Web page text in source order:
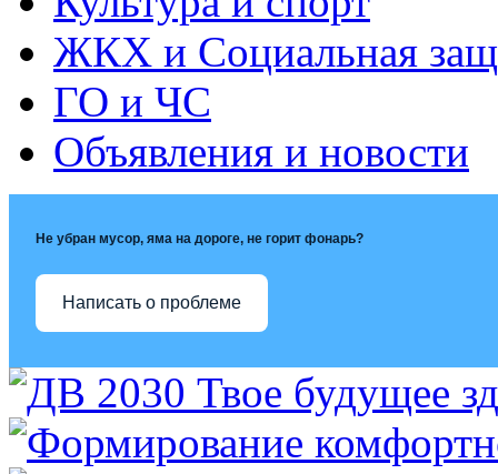
ЖКХ и Социальная
ГО и ЧС
Объявления и новости
Не убран мусор, яма на дороге, не горит фонарь?
Написать о проблеме